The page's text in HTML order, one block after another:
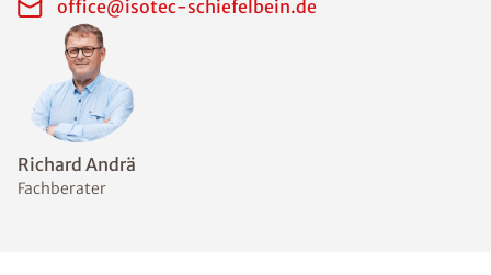
Richard Andrä
Fachberater
office@isotec-schiefelbein.de